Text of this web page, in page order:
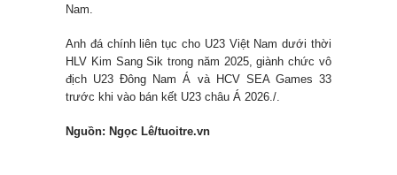
Nam.
Anh đá chính liên tục cho U23 Việt Nam dưới thời
HLV Kim Sang Sik trong năm 2025, giành chức vô
địch U23 Đông Nam Á và HCV SEA Games 33
trước khi vào bán kết U23 châu Á 2026./.
Nguồn: Ngọc Lê/tuoitre.vn